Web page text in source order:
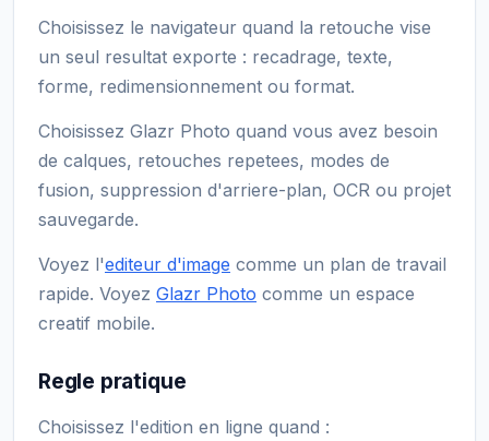
Choisissez le navigateur quand la retouche vise
un seul resultat exporte : recadrage, texte,
forme, redimensionnement ou format.
Choisissez Glazr Photo quand vous avez besoin
de calques, retouches repetees, modes de
fusion, suppression d'arriere-plan, OCR ou projet
sauvegarde.
Voyez l'editeur d'image comme un plan de travail
rapide. Voyez Glazr Photo comme un espace
creatif mobile.
Regle pratique
Choisissez l'edition en ligne quand :